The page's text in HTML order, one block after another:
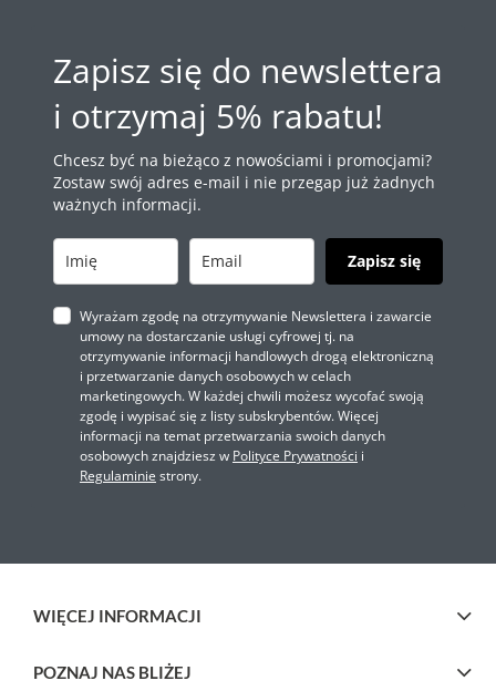
Zapisz się do newslettera
i otrzymaj 5% rabatu!
Chcesz być na bieżąco z nowościami i promocjami?
Zostaw swój adres e-mail i nie przegap już żadnych
ważnych informacji.
Zapisz się
Wyrażam zgodę na otrzymywanie Newslettera i zawarcie
umowy na dostarczanie usługi cyfrowej tj. na
otrzymywanie informacji handlowych drogą elektroniczną
i przetwarzanie danych osobowych w celach
marketingowych. W każdej chwili możesz wycofać swoją
zgodę i wypisać się z listy subskrybentów. Więcej
informacji na temat przetwarzania swoich danych
osobowych znajdziesz w Polityce Prywatności i
Regulaminie strony.
WIĘCEJ INFORMACJI
POZNAJ NAS BLIŻEJ